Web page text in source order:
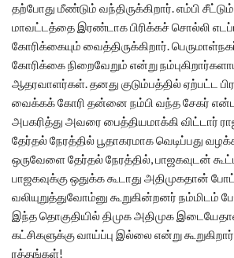
தற்போது மீண்டும் வந்திருக்கிறார். எம்பி
மாவட்டத்தை இரண்டாக பிரிக்கச் சொல்லி
கோரிக்கையும் வைத்திருக்கிறார்.
கோரிக்கை நிறைவேறும் என்று
ஆதரவாளர்கள். தனது குடும்பத்தில் ஏற்பட்ட
வைக்கக் கோரி தன்னை நம்பி வந்த சேகர்
அபகரித்து அவரை பைத்தியமாக்கி விட்டார்
தேர்தல் நேரத்தில் பூதாகரமாக வெடிப்பது
ஒருவேளை தேர்தல் நேரத்தில், பாஜகவுடன்
பாஜகவுக்கு ஒதுக்க கூடாது அதிமுகதான்
வலியுறுத்துவோம்னு கூறுகின்றனர் நம்மிடம்
இந்த தொகுதியில் திமுக அதிமுக
கட்சிகளுக்கு வாய்ப்பு இல்லை என்று
ரத்தங்கள்!